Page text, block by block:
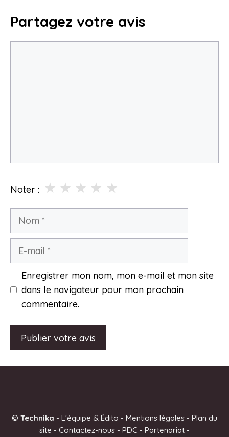
Partagez votre avis
Noter : ★
★
★
★
★
Nom
Enregistrer mon nom, mon e-mail et mon site
dans le navigateur pour mon prochain
commentaire.
r
© Technika - L'équipe & Édito - Mentions légales - Plan du
site - Contactez-nous - PDC - Partenariat -